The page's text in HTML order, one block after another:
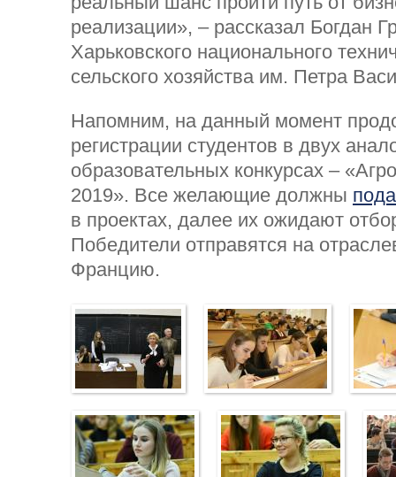
реализации», – рассказал Богдан
Харьковского национального
сельского хозяйства им. Петра
Напомним, на данный момент
регистрации студентов в двух
образовательных конкурсах –
2019». Все желающие должны
в проектах, далее их ожидают
Победители отправятся на
Францию.